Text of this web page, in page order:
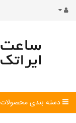
دسته بندی محصولات